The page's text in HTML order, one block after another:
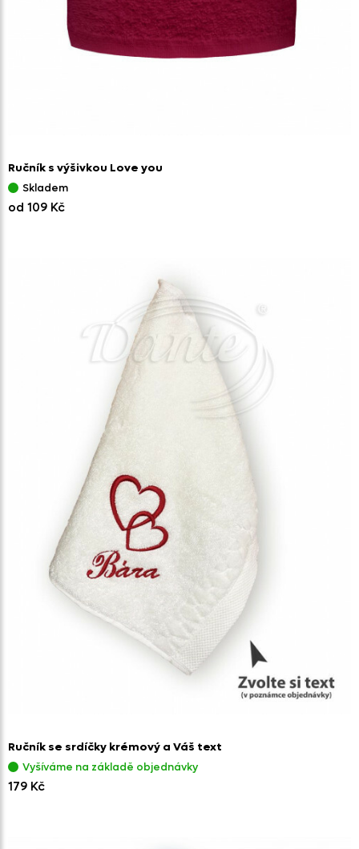
Ručník s výšivkou Love you
Skladem
od 109 Kč
Ručník se srdíčky krémový a Váš text
Vyšíváme na základě objednávky
179 Kč